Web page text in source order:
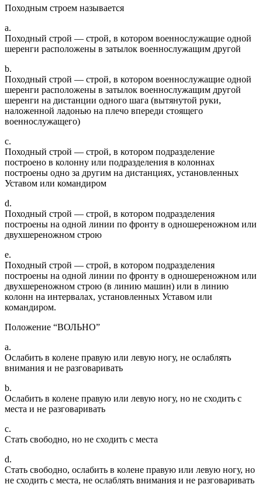
Походным строем называется
a.
Походный строй — строй, в котором военнослужащие одной
шеренги расположены в затылок военнослужащим другой
b.
Походный строй — строй, в котором военнослужащие одной
шеренги расположены в затылок военнослужащим другой
шеренги на дистанции одного шага (вытянутой руки,
наложенной ладонью на плечо впереди стоящего
военнослужащего)
c.
Походный строй — строй, в котором подразделение
построено в колонну или подразделения в колоннах
построены одно за другим на дистанциях, установленных
Уставом или командиром
d.
Походный строй — строй, в котором подразделения
построены на одной линии по фронту в одношереножном или
двухшереножном строю
e.
Походный строй — строй, в котором подразделения
построены на одной линии по фронту в одношереножном или
двухшереножном строю (в линию машин) или в линию
колонн на интервалах, установленных Уставом или
командиром.
Положение “ВОЛЬНО”
a.
Ослабить в колене правую или левую ногу, не ослаблять
внимания и не разговаривать
b.
Ослабить в колене правую или левую ногу, но не сходить с
места и не разговаривать
c.
Стать свободно, но не сходить с места
d.
Стать свободно, ослабить в колене правую или левую ногу, но
не сходить с места, не ослаблять внимания и не разговаривать